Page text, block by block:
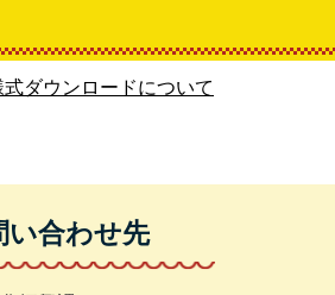
ダウンロードについて
い合わせ先